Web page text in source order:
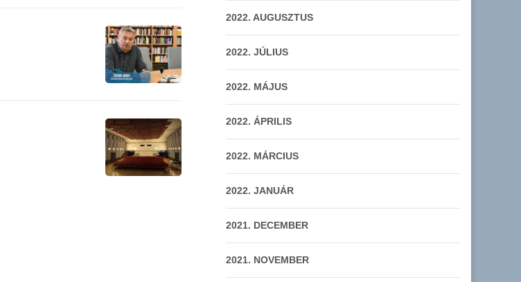
2022. AUGUSZTUS
2022. JÚLIUS
2022. MÁJUS
2022. ÁPRILIS
2022. MÁRCIUS
2022. JANUÁR
2021. DECEMBER
2021. NOVEMBER